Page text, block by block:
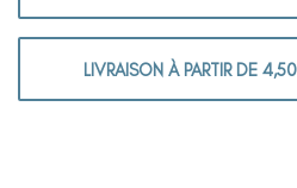
LIVRAISON À PARTIR DE